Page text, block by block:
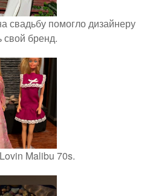
свадьбу помогло дизайнеру
свой бренд.
Malibu 70s.